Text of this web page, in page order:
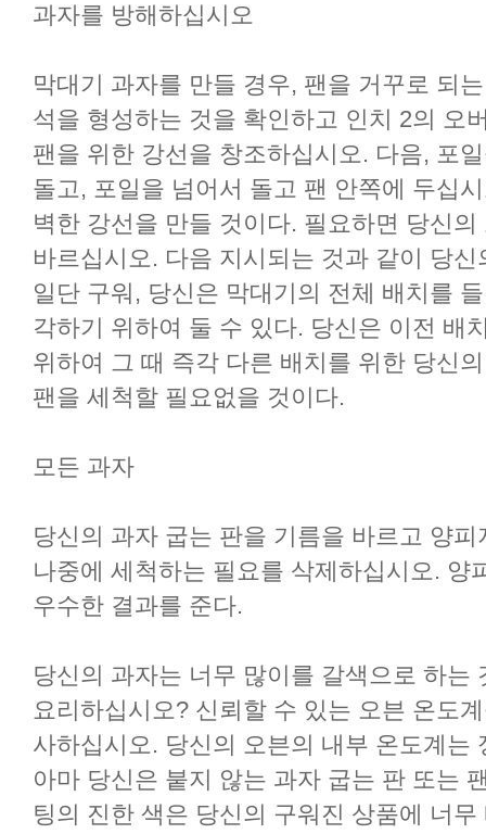
과자를 방해하십시오
막대기 과자를 만들 경우, 팬을 거꾸로 되
석을 형성하는 것을 확인하고 인치 2의 오
팬을 위한 강선을 창조하십시오. 다음, 포
돌고, 포일을 넘어서 돌고 팬 안쪽에 두십
벽한 강선을 만들 것이다. 필요하면 당신
바르십시오. 다음 지시되는 것과 같이 당
일단 구워, 당신은 막대기의 전체 배치를
각하기 위하여 둘 수 있다. 당신은 이전 배
위하여 그 때 즉각 다른 배치를 위한 당신
팬을 세척할 필요없을 것이다.
모든 과자
당신의 과자 굽는 판을 기름을 바르고 양
나중에 세척하는 필요를 삭제하십시오. 양
우수한 결과를 준다.
당신의 과자는 너무 많이를 갈색으로 하는
요리하십시오? 신뢰할 수 있는 오븐 온도
사하십시오. 당신의 오븐의 내부 온도계는
아마 당신은 붙지 않는 과자 굽는 판 또는
팅의 진한 색은 당신의 구워진 상품에 너